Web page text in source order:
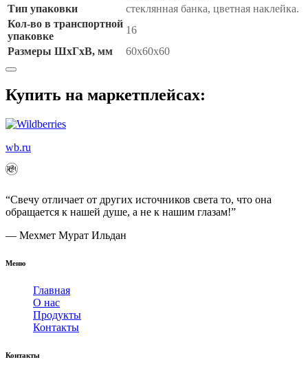
Тип упаковки
стеклянная банка, цветная наклейка.
Кол-во в транспортной
упаковке
16
Размеры ШхГхВ, мм
60х60х60
Купить на маркетплейсах:
wb.ru
“Свечу отличает от других источников света то, что она
обращается к нашей душе, а не к нашим глазам!”
— Мехмет Мурат Ильдан
Меню
Главная
О нас
Продукты
Контакты
Контакты